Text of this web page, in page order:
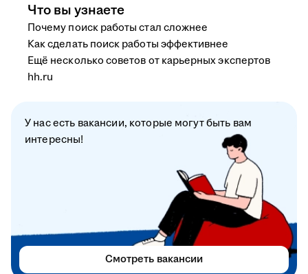
Что вы узнаете
Почему поиск работы стал сложнее
Как сделать поиск работы эффективнее
Ещё несколько советов от карьерных экспертов
hh.ru
У нас есть вакансии, которые могут быть вам
интересны!
Смотреть вакансии